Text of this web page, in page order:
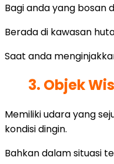
Bagi anda yang bosan
Berada di kawasan
Saat anda
3. Objek
Memiliki udara yang
kondisi dingin.
Bahkan dalam situasi